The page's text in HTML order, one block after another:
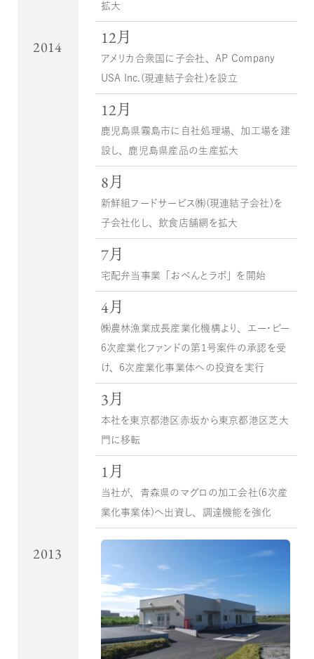
拡大
2014 12月
アメリカ合衆国に子会社、AP Company
USA Inc.（現連結子会社）を設立
12月
鹿児島県霧島市に自社処理場、加工場を建
設し、鹿児島県産品の生産拡大
8月
新鮮組フードサービス㈱（現連結子会社）を
子会社化し、飲食店舗網を拡大
7月
宅配弁当事業「おべんとラボ」を開始
4月
㈱農林漁業成長産業化機構より、エー・ピー
６次産業化ファンドの第１号案件の承認を受
け、６次産業化事業体への投資を実行
3月
本社を東京都港区赤坂から東京都港区芝大
門に移転
1月
当社が、青森県のマグロの加工会社（６次産
業化事業体）へ出資し、調達機能を強化
2013